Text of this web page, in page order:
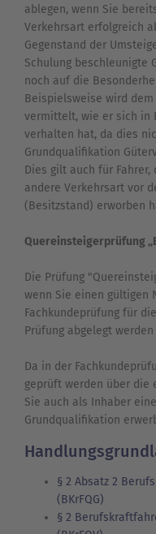
ablegen, wenn Sie
Verkehrsart erfolgreich
Gegenstand der
Schulung beschleunigte
noch auf die
Beispielsweise wird
vermittelt, wie er sich in
verhalten hat, da dies
Grundqualifikation
Dies gilt auch für
andere Verkehrsart vor
(Besitzstand) erworben
Quereinsteigerprüfung
Die Prüfung
wenn Sie einen gültigen
Fachkundeprüfung für
Prüfung abgelegt
Da in der
geprüft werden über die
Sie auch als Inhaber
Grundqualifikation
§ 2 Absatz 2
(BKrFQG)
§ 2